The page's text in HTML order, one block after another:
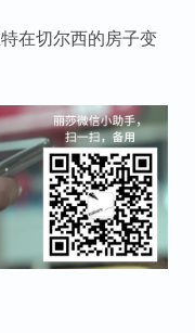
在切尔西的房子变